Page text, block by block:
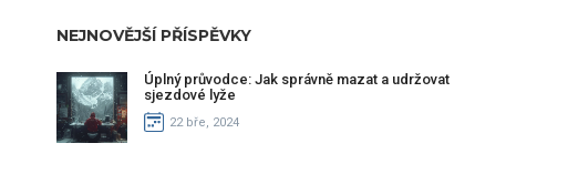
NEJNOVĚJŠÍ PŘÍSPĚVKY
Úplný průvodce: Jak správně mazat a udržovat
sjezdové lyže
22 bře, 2024